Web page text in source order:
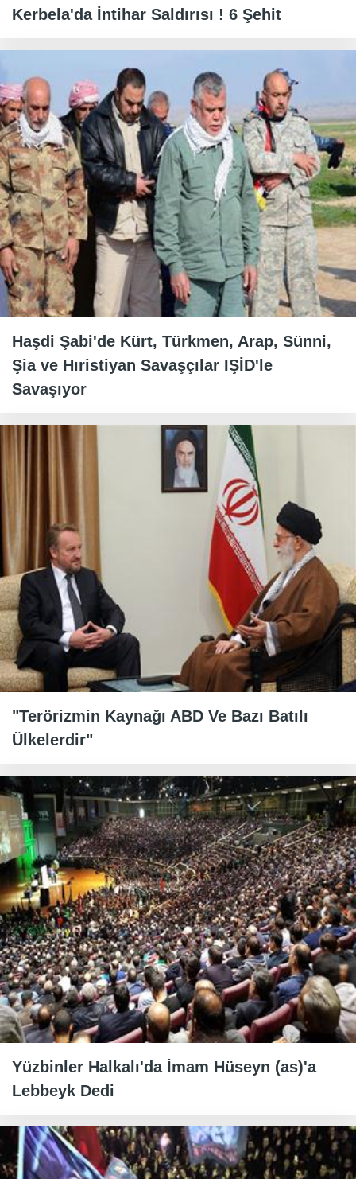
Kerbela'da İntihar Saldırısı ! 6 Şehit
Haşdi Şabi'de Kürt, Türkmen, Arap, Sünni,
Şia ve Hıristiyan Savaşçılar IŞİD'le
Savaşıyor
"Terörizmin Kaynağı ABD Ve Bazı Batılı
Ülkelerdir"
Yüzbinler Halkalı'da İmam Hüseyn (as)'a
Lebbeyk Dedi